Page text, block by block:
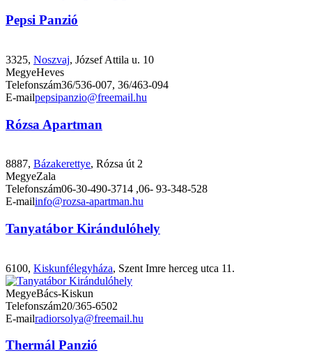
Pepsi Panzió
3325, Noszvaj, József Attila u. 10
MegyeHeves
Telefonszám36/536-007, 36/463-094
E-mailpepsipanzio@freemail.hu
Rózsa Apartman
8887, Bázakerettye, Rózsa út 2
MegyeZala
Telefonszám06-30-490-3714 ,06- 93-348-528
E-mailinfo@rozsa-apartman.hu
Tanyatábor Kirándulóhely
6100, Kiskunfélegyháza, Szent Imre herceg utca 11.
MegyeBács-Kiskun
Telefonszám20/365-6502
E-mailradiorsolya@freemail.hu
Thermál Panzió